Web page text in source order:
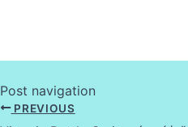
Post navigation
PREVIOUS